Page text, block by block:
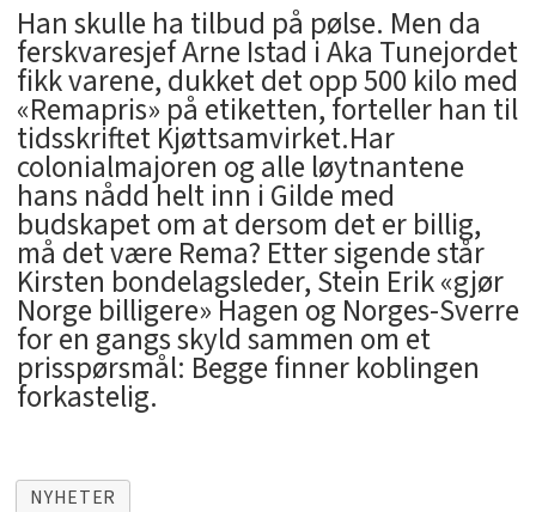
Han skulle ha tilbud på pølse. Men da
ferskvaresjef Arne Istad i Aka Tunejordet
fikk varene, dukket det opp 500 kilo med
«Remapris» på etiketten, forteller han til
tidsskriftet Kjøttsamvirket.Har
colonialmajoren og alle løytnantene
hans nådd helt inn i Gilde med
budskapet om at dersom det er billig,
må det være Rema? Etter sigende står
Kirsten bondelagsleder, Stein Erik «gjør
Norge billigere» Hagen og Norges-Sverre
for en gangs skyld sammen om et
prisspørsmål: Begge finner koblingen
forkastelig.
NYHETER